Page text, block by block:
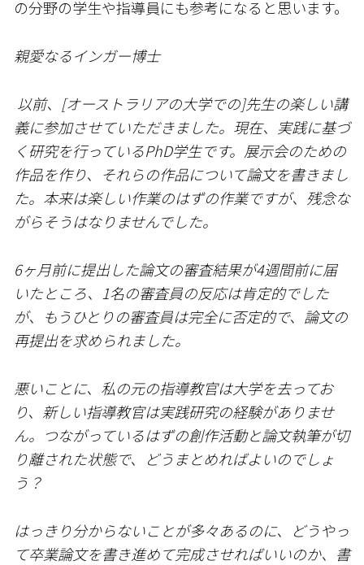
の分野の学生や指導員にも参考になると思います。
親愛なるインガー博士
以前、[オーストラリアの大学での]先生の楽しい講
義に参加させていただきました。現在、実践に基づ
く研究を行っているPhD学生です。展示会のための
作品を作り、それらの作品について論文を書きまし
た。本来は楽しい作業のはずの作業ですが、残念な
がらそうはなりませんでした。
6ヶ月前に提出した論文の審査結果が4週間前に届
いたところ、1名の審査員の反応は肯定的でした
が、もうひとりの審査員は完全に否定的で、論文の
再提出を求められました。
悪いことに、私の元の指導教官は大学を去ってお
り、新しい指導教官は実践研究の経験がありませ
ん。つながっているはずの創作活動と論文執筆が切
り離された状態で、どうまとめればよいのでしょ
う？
はっきり分からないことが多々あるのに、どうやっ
て卒業論文を書き進めて完成させればいいのか、書